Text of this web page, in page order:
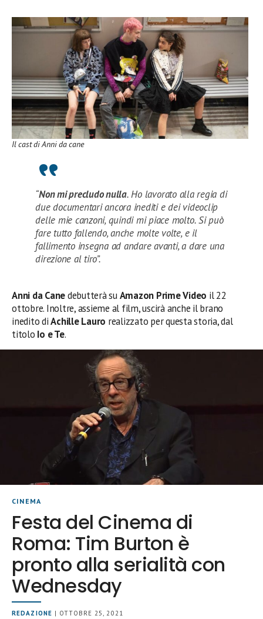
Il cast di Anni da cane
“Non mi precludo nulla. Ho lavorato alla regia di
due documentari ancora inediti e dei videoclip
delle mie canzoni, quindi mi piace molto. Si può
fare tutto fallendo, anche molte volte, e il
fallimento insegna ad andare avanti, a dare una
direzione al tiro”.
Anni da Canedebutterà suAmazon Prime Video il 22
ottobre. Inoltre, assieme al film, uscirà anche il brano
inedito diAchille Lauro realizzato per questa storia, dal
titolo Io e Te.
CINEMA
Festa del Cinema di
Roma: Tim Burton è
pronto alla serialità con
Wednesday
REDAZIONE | OTTOBRE 25, 2021